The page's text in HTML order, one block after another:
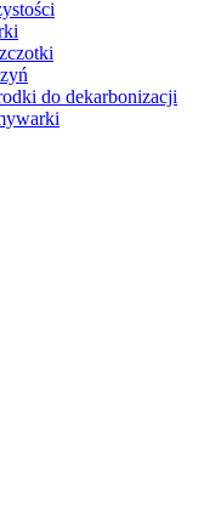
do dekarbonizacji